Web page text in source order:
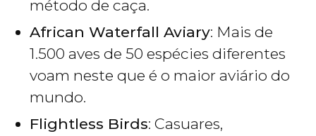
método de caça.
African Waterfall Aviary: Mais de
1.500 aves de 50 espécies diferentes
voam neste que é o maior aviário do
mundo.
Flightless Birds: Casuares,